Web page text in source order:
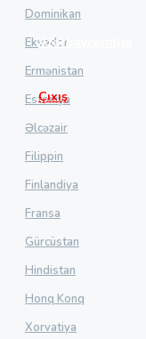
Azərbaycanfilm
Çıxış
Dominikan
Ekvador
Ermənistan
Estoniya
Əlcəzair
Filippin
Finlandiya
Fransa
Gürcüstan
Hindistan
Honq Konq
Xorvatiya